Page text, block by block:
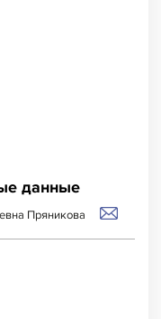
данные
Пряникова